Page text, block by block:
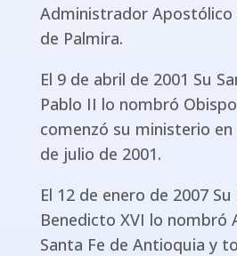
Administrador Apostólico
de Palmira.
El 9 de abril de 2001 Su
Pablo II lo nombró
comenzó su ministerio en
de julio de 2001.
El 12 de enero de 2007
Benedicto XVI lo nombró
Santa Fe de Antioquia y